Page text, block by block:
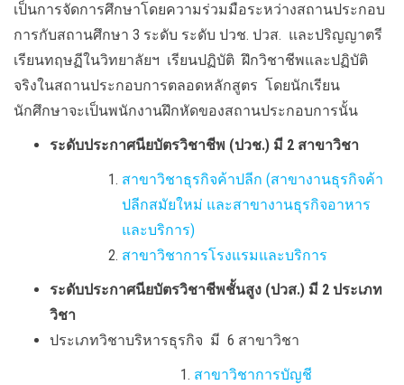
เป็นการจัดการศึกษาโดยความร่วมมือระหว่างสถานประกอบ
การกับสถานศึกษา 3 ระดับ ระดับ ปวช. ปวส. และปริญญาตรี
เรียนทฤษฏีในวิทยาลัยฯ เรียนปฏิบัติ ฝึกวิชาชีพและปฏิบัติ
จริงในสถานประกอบการตลอดหลักสูตร โดยนักเรียน
นักศึกษาจะเป็นพนักงานฝึกหัดของสถานประกอบการนั้น
ระดับประกาศนียบัตรวิชาชีพ (ปวช.) มี 2 สาขาวิชา
สาขาวิชาธุรกิจค้าปลีก (สาขางานธุรกิจค้า
ปลีกสมัยใหม่ และสาขางานธุรกิจอาหาร
และบริการ)
สาขาวิชาการโรงแรมและบริการ
ระดับประกาศนียบัตรวิชาชีพชั้นสูง (ปวส.) มี 2 ประเภท
วิชา
ประเภทวิชาบริหารธุรกิจ มี 6 สาขาวิชา
สาขาวิชาการบัญชี